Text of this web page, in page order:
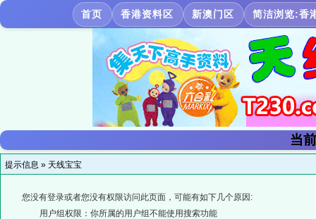
首页 香港资料区 新澳门区 简洁浏览:香
当
提示信息 » 天线宝宝
您没有登录或者您没有权限访问此页面，可能有如下几个原因:
用户组权限：你所属的用户组不能使用搜索功能